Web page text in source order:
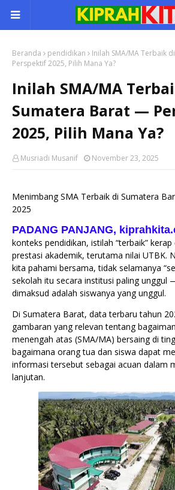
Beranda pendidikan
Inilah SMA/MA Terbaik
Perspektif 2025, Pilih Mana Ya?
Inilah SMA/MA
Sumatera Barat —
2025, Pilih Mana Ya?
Musriadi Musanif November 23, 2025
Menimbang SMA Terbaik di Sumatera
2025
PADANG PANJANG,
konteks pendidikan, istilah “terbaik”
prestasi akademik, terutama nilai UTBK.
kita pahami bersama, tidak selamanya
sekolah itu secara institusi paling unggul
dimaksud adalah siswanya yang unggul.
Di Sumatera Barat, data terbaru tahun
gambaran yang relevan tentang
menengah atas (SMA/MA) bersaing di
bagaimana orang tua dan siswa dapat
informasi tersebut sebagai acuan dalam
lanjutan.